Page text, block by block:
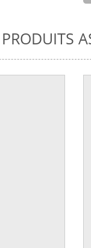
PRODUITS